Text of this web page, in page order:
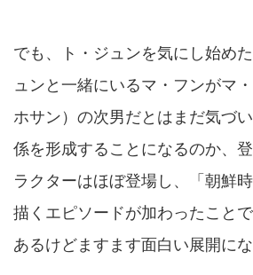
でも、ト・ジュンを気にし始め
ュンと一緒にいるマ・フンがマ
ホサン）の次男だとはまだ気づ
係を形成することになるのか、
ラクターはほぼ登場し、「朝鮮
描くエピソードが加わったこと
あるけどますます面白い展開にな